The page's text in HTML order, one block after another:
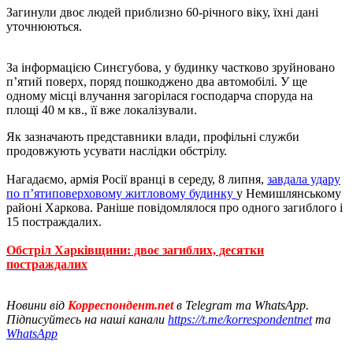
Загинули двоє людей приблизно 60-річного віку, їхні дані
уточнюються.
За інформацією Синєгубова, у будинку частково зруйновано
п’ятий поверх, поряд пошкоджено два автомобілі. У ще
одному місці влучання загорілася господарча споруда на
площі 40 м кв., її вже локалізували.
Як зазначають представники влади, профільні служби
продовжують усувати наслідки обстрілу.
Нагадаємо, армія Росії вранці в середу, 8 липня, завдала удару
по п’ятиповерховому житловому будинку у Немишлянському
районі Харкова. Раніше повідомлялося про одного загиблого і
15 постраждалих.
Обстріл Харківщини: двоє загиблих, десятки
постраждалих
Новини від Корреспондент.netв Telegram та WhatsApp.
Підписуйтесь на наші канали https://t.me/korrespondentnetта
WhatsApp